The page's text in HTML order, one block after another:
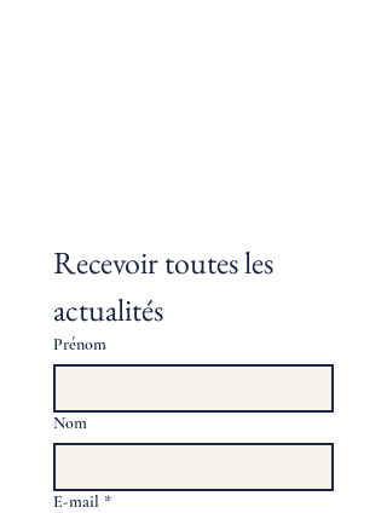
Recevoir toutes les
actualités
Prénom
Nom
E-mail *